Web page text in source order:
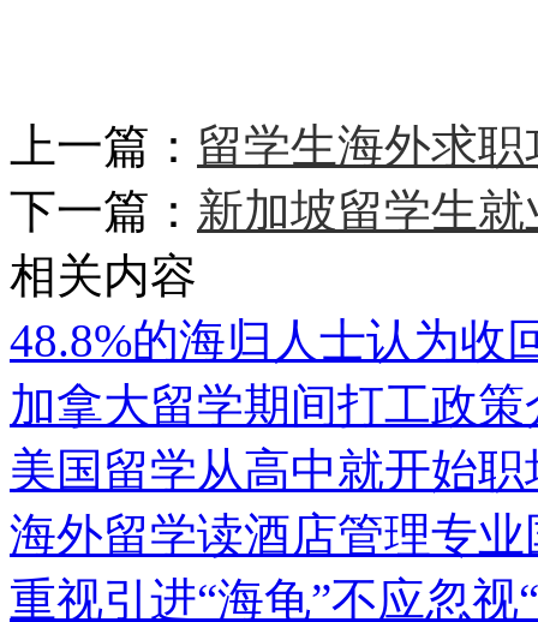
上一篇： 留学生海外求
下一篇： 新加坡留学生
相关内容
48.8%的海归人士认为收
加拿大留学期间打工政策
美国留学从高中就开始职
海外留学读酒店管理专
重视引进“海龟”不应忽视